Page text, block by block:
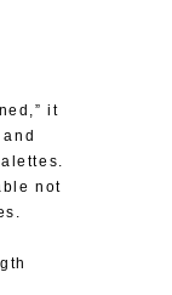
it
not